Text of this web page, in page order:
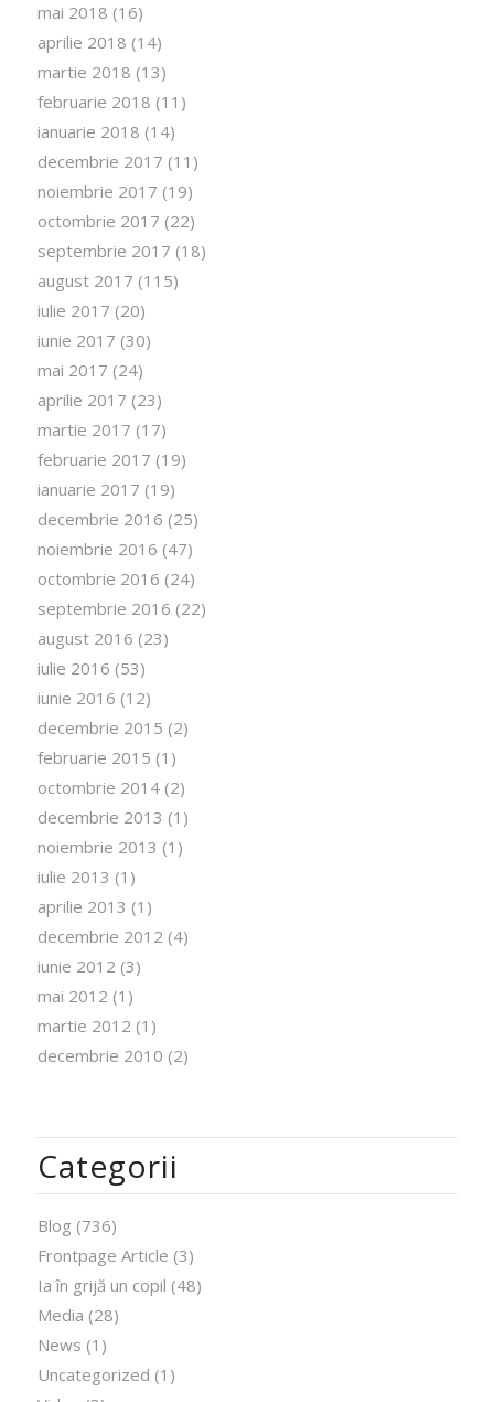
mai 2018 (16)
aprilie 2018 (14)
martie 2018 (13)
februarie 2018 (11)
ianuarie 2018 (14)
decembrie 2017 (11)
noiembrie 2017 (19)
octombrie 2017 (22)
septembrie 2017 (18)
august 2017 (115)
iulie 2017 (20)
iunie 2017 (30)
mai 2017 (24)
aprilie 2017 (23)
martie 2017 (17)
februarie 2017 (19)
ianuarie 2017 (19)
decembrie 2016 (25)
noiembrie 2016 (47)
octombrie 2016 (24)
septembrie 2016 (22)
august 2016 (23)
iulie 2016 (53)
iunie 2016 (12)
decembrie 2015 (2)
februarie 2015 (1)
octombrie 2014(2)
decembrie 2013 (1)
noiembrie 2013 (1)
iulie 2013 (1)
aprilie 2013 (1)
decembrie 2012 (4)
iunie 2012 (3)
mai 2012 (1)
martie 2012 (1)
decembrie 2010 (2)
Categorii
Blog (736)
Frontpage Article (3)
Ia în grijă un copil (48)
Media (28)
News (1)
Uncategorized (1)